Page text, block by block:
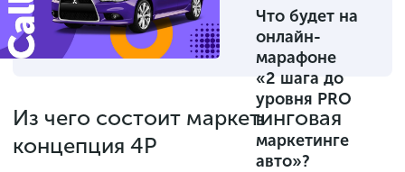
Что будет на
онлайн-
марафоне
«2 шага до
уровня PRO
в
маркетинге
авто»?
Из чего состоит маркетинговая
концепция 4P